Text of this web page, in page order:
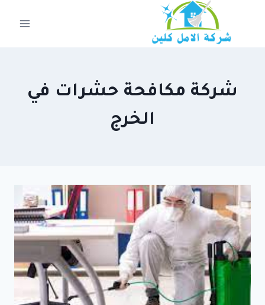
شركة مكافحة حشرات في
الخرج